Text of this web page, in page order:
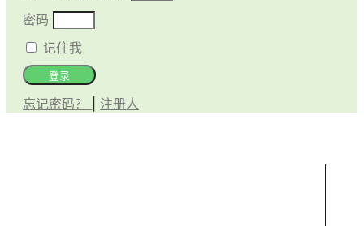
密码
记住我
登录
忘记密码？ 注册人